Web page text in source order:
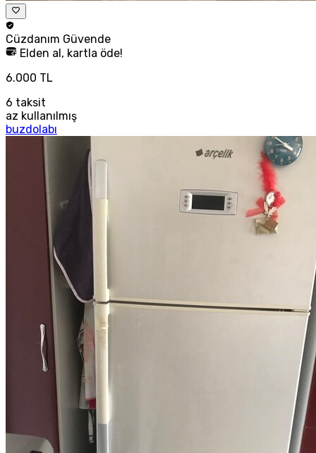
Cüzdanım Güvende
Elden al, kartla öde!
6.000 TL
6 taksit
az kullanılmış
buzdolabı